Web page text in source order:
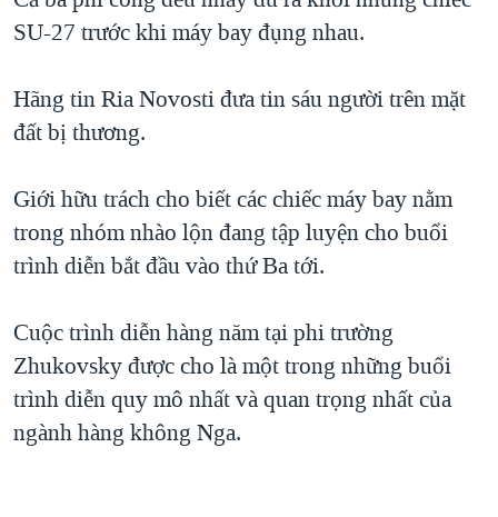
VĂN HOÁ
GIÁO DỤC
TRỊNH VĨNH BÌNH - NGƯỜI HẠ 'BÊN THẮNG CUỘC'
CHI PHÍ CHIẾN TRANH AFGHANISTAN
CÁC GIÁ TRỊ CỘNG HÒA Ở VIỆT NAM
TRỊNH VĨNH BÌNH VS. CHÍNH PHỦ VIỆT NAM
NGƯ DÂN VIỆT VÀ LÀN SÓNG TRỘM HẢI SÂM
QUAN HỆ VIỆT MỸ
Ngôn ngữ khác
SU-27 trước khi máy bay đụng nhau.
Hãng tin Ria Novosti đưa tin sáu người trên mặt
đất bị thương.
Giới hữu trách cho biết các chiếc máy bay nằm
trong nhóm nhào lộn đang tập luyện cho buổi
trình diễn bắt đầu vào thứ Ba tới.
Cuộc trình diễn hàng năm tại phi trường
Zhukovsky được cho là một trong những buổi
trình diễn quy mô nhất và quan trọng nhất của
ngành hàng không Nga.